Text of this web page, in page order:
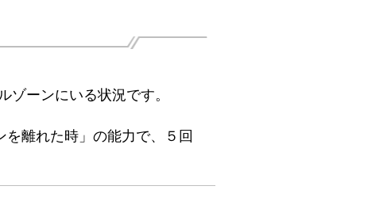
ゾーンにいる状況です。
離れた時」の能力で、５回